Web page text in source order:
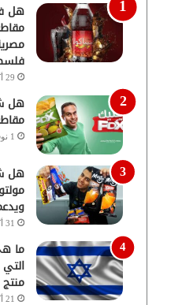
هل
29 أكتوبر، 2023
هل
1 نوفمبر، 2023
هل
31 أكتوبر، 2023
ما
21 أكتوبر، 2023